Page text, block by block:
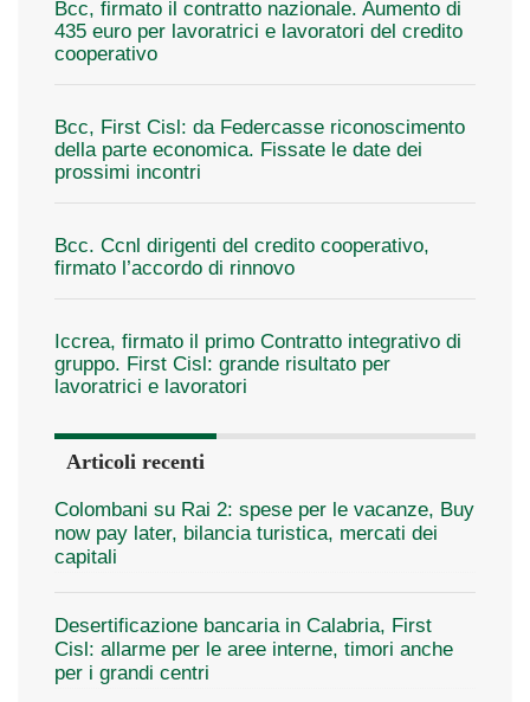
Bcc, firmato il contratto nazionale. Aumento di
435 euro per lavoratrici e lavoratori del credito
cooperativo
Bcc, First Cisl: da Federcasse riconoscimento
della parte economica. Fissate le date dei
prossimi incontri
Bcc. Ccnl dirigenti del credito cooperativo,
firmato l’accordo di rinnovo
Iccrea, firmato il primo Contratto integrativo di
gruppo. First Cisl: grande risultato per
lavoratrici e lavoratori
Articoli recenti
Colombani su Rai 2: spese per le vacanze, Buy
now pay later, bilancia turistica, mercati dei
capitali
Desertificazione bancaria in Calabria, First
Cisl: allarme per le aree interne, timori anche
per i grandi centri